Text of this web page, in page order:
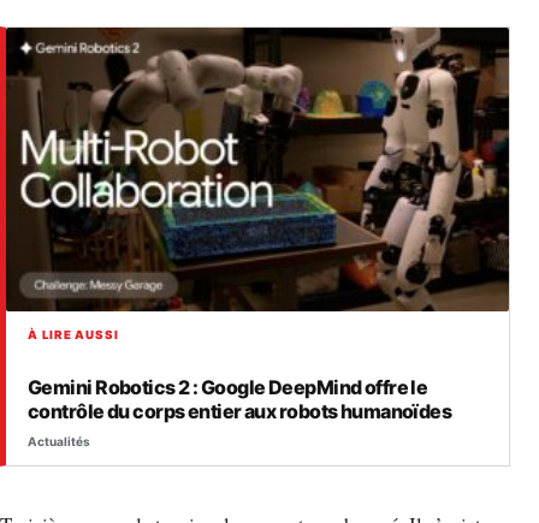
À LIRE AUSSI
Gemini Robotics 2 : Google DeepMind offre le
contrôle du corps entier aux robots humanoïdes
Actualités